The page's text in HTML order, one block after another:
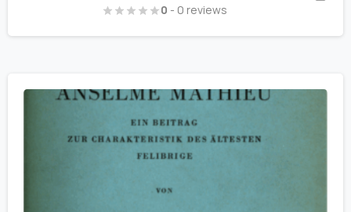
0 - 0 reviews